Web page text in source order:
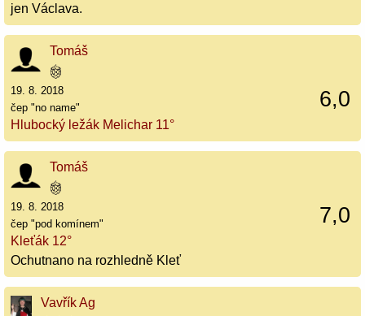
jen Václava.
Tomáš
6,0
19. 8. 2018
čep "no name"
Hlubocký ležák Melichar 11°
Tomáš
7,0
19. 8. 2018
čep "pod komínem"
Kleťák 12°
Ochutnano na rozhledně Kleť
Vavřík Ag